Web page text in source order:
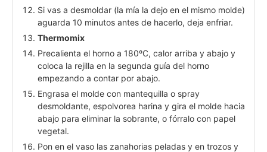
Si vas a desmoldar (la mía la dejo en el mismo molde)
aguarda 10 minutos antes de hacerlo, deja enfriar.
Thermomix
Precalienta el horno a 180ºC, calor arriba y abajo y
coloca la rejilla en la segunda guía del horno
empezando a contar por abajo.
Engrasa el molde con mantequilla o spray
desmoldante, espolvorea harina y gira el molde hacia
abajo para eliminar la sobrante, o fórralo con papel
vegetal.
Pon en el vaso las zanahorias peladas y en trozos y